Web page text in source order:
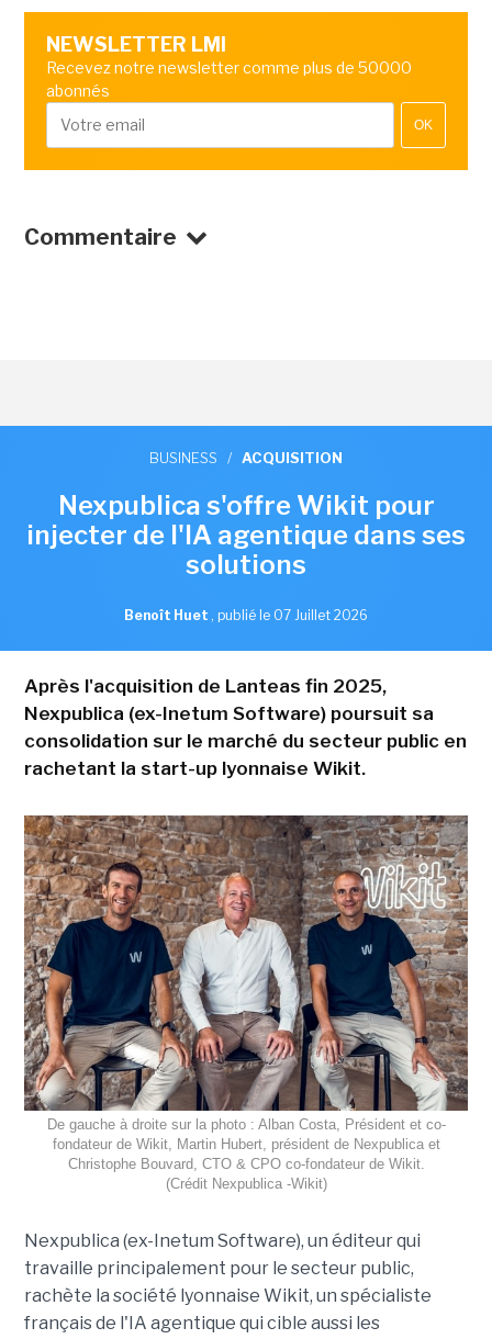
NEWSLETTER LMI
Recevez notre newsletter comme plus de 50000
abonnés
OK
Commentaire
BUSINESS / ACQUISITION
Nexpublica s'offre Wikit pour
injecter de l'IA agentique dans ses
solutions
Benoît Huet , publié le 07 Juillet 2026
Après l'acquisition de Lanteas fin 2025,
Nexpublica (ex-Inetum Software) poursuit sa
consolidation sur le marché du secteur public en
rachetant la start-up lyonnaise Wikit.
De gauche à droite sur la photo : Alban Costa, Président et co-
fondateur de Wikit, Martin Hubert, président de Nexpublica et
Christophe Bouvard, CTO & CPO co-fondateur de Wikit.
(Crédit Nexpublica -Wikit)
Nexpublica (ex-Inetum Software), un éditeur qui
travaille principalement pour le secteur public,
rachète la société lyonnaise Wikit, un spécialiste
français de l'IA agentique qui cible aussi les